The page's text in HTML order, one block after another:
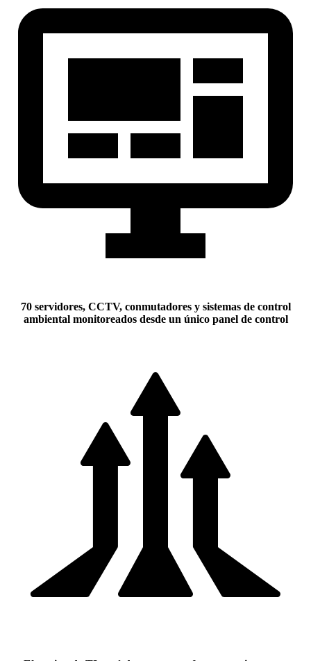
70 servidores, CCTV, conmutadores y sistemas de control
ambiental monitoreados desde un único panel de control